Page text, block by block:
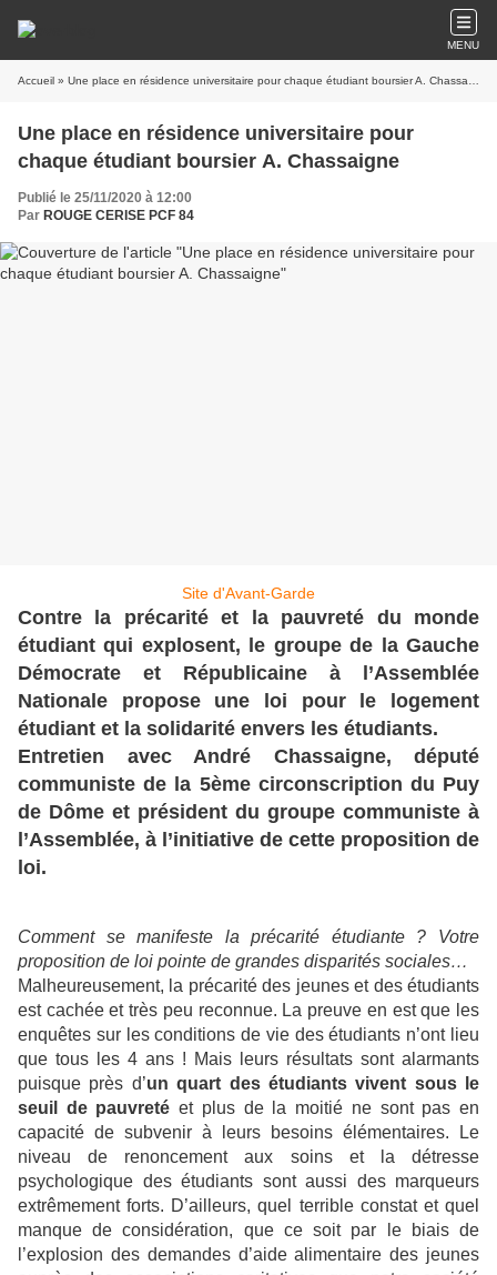
MENU
Accueil » Une place en résidence universitaire pour chaque étudiant boursier A. Chassaigne
Une place en résidence universitaire pour
chaque étudiant boursier A. Chassaigne
Publié le 25/11/2020 à 12:00
Par ROUGE CERISE PCF 84
Site d'Avant-Garde
Contre la précarité et la pauvreté du monde
étudiant qui explosent, le groupe de la Gauche
Démocrate et Républicaine à l’Assemblée
Nationale propose une loi pour le logement
étudiant et la solidarité envers les étudiants.
Entretien avec André Chassaigne, député
communiste de la 5ème circonscription du Puy
de Dôme et président du groupe communiste à
l’Assemblée, à l’initiative de cette proposition de
loi.
Comment se manifeste la précarité étudiante ? Votre
proposition de loi pointe de grandes disparités sociales…
Malheureusement, la précarité des jeunes et des étudiants
est cachée et très peu reconnue. La preuve en est que les
enquêtes sur les conditions de vie des étudiants n’ont lieu
que tous les 4 ans ! Mais leurs résultats sont alarmants
puisque près d’un quart des étudiants vivent sous le
seuil de pauvretéet plus de la moitié ne sont pas en
capacité de subvenir à leurs besoins élémentaires. Le
niveau de renoncement aux soins et la détresse
psychologique des étudiants sont aussi des marqueurs
extrêmement forts. D’ailleurs, quel terrible constat et quel
manque de considération, que ce soit par le biais de
l’explosion des demandes d’aide alimentaire des jeunes